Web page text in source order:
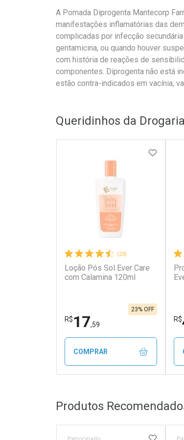
A Pomada Diprogenta Mantecorp
manifestações inflamatórias das
complicadas por infecção
gentamicina, ou quando houver
com história de reações de
componentes. Diprogenta não está
estão contra-indicados em vacínia,
Queridinhos da Drogaria
(23)
Loção Pós Sol Ever Care
com Calamina 120ml
R$17,59
23% OFF
COMPRAR
Laboratório
Por Menos
R$
Produtos